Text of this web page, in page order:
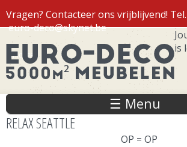
en naar
de inhoud
gaan
Vragen? Contacteer ons vrijblijvend!
euro-deco@skynet.be
Inloggen
is
☰ Menu
RELAX SEATTLE
OP = OP